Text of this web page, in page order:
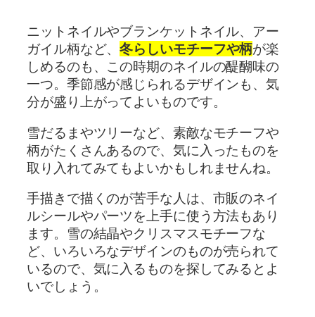
ニットネイルやブランケットネイル、アー
ガイル柄など、冬らしいモチーフや柄が楽
しめるのも、この時期のネイルの醍醐味の
一つ。季節感が感じられるデザインも、気
分が盛り上がってよいものです。
雪だるまやツリーなど、素敵なモチーフや
柄がたくさんあるので、気に入ったものを
取り入れてみてもよいかもしれませんね。
手描きで描くのが苦手な人は、市販のネイ
ルシールやパーツを上手に使う方法もあり
ます。雪の結晶やクリスマスモチーフな
ど、いろいろなデザインのものが売られて
いるので、気に入るものを探してみるとよ
いでしょう。